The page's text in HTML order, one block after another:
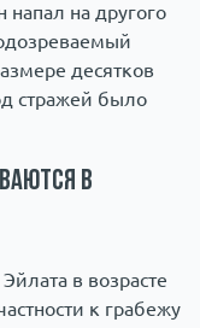
напал на другого
десятков
стражей было
в
в возрасте
к грабежу